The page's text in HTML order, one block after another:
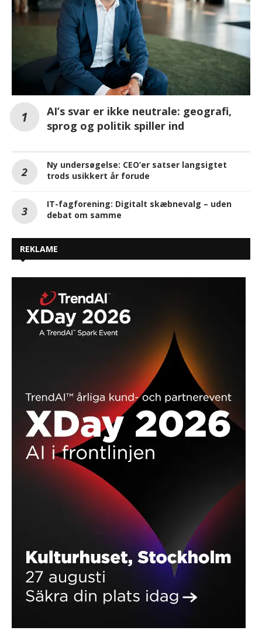
AI’s svar er ikke neutrale: geografi,
sprog og politik spiller ind
Ny undersøgelse: CEO’er satser langsigtet
trods usikkert år forude
IT-fagforening: Digitalt skæbnevalg – uden
debat om samme
REKLAME